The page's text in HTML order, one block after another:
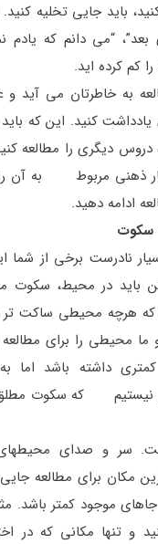
باید جایی تخلیه
بعد”، “می دانم که
کم کرده اید.
به خاطرتان می آید و
کنید. این که باید
دروس دیگری را مطالعه
ذهنی مربوط به آن را
ادامه دهید.
سکوت
نادرست برخی از
باید در محیط، سکوت
هرچه محیطی ساکت تر
محیطی را برای
داشته باشد اما
که سکوت مطلق
سر و صدای
مکان برای مطالعه
موجود کمتر باشد.
و تنها مکانی که در